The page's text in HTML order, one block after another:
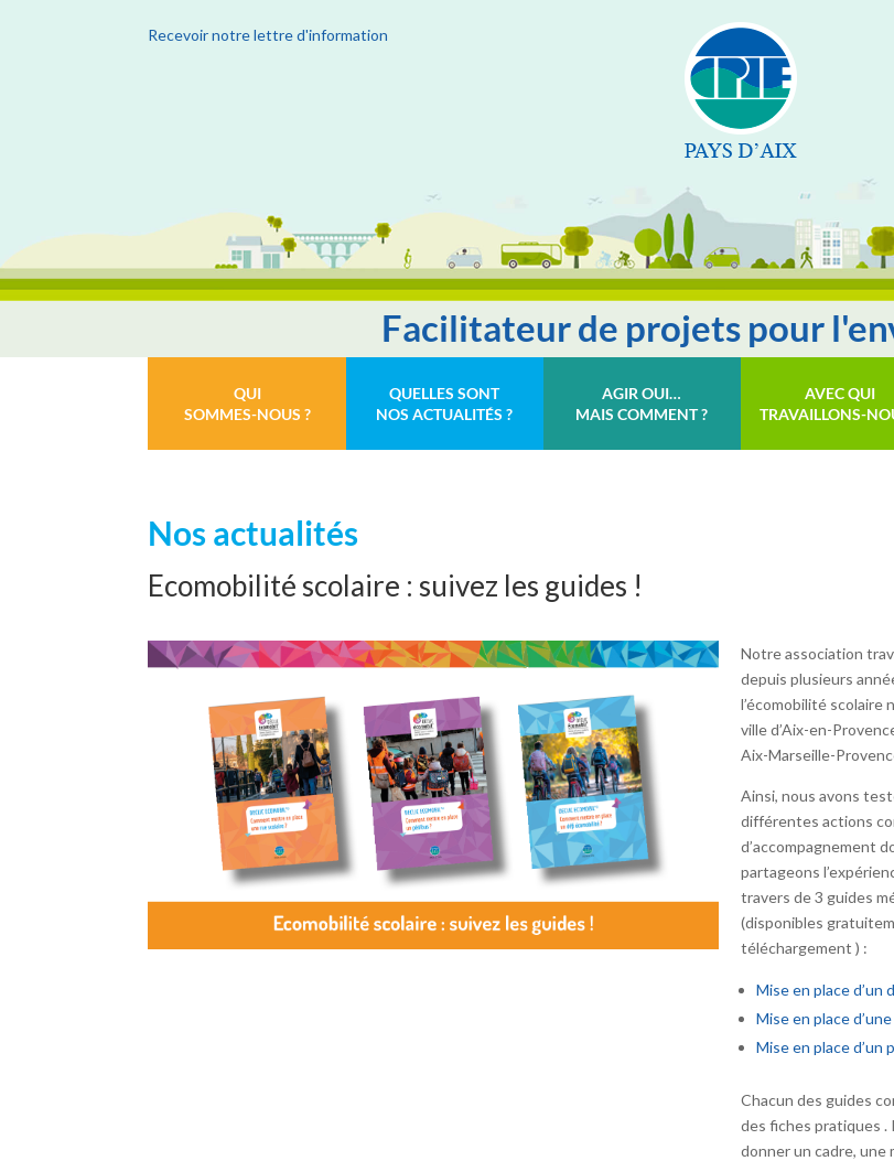
Recevoir notre lettre d'information
Facilitateur de projets pour
QUI
SOMMES-NOUS ?
QUELLES SONT
NOS ACTUALITÉS ?
AGIR OUI…
MAIS COMMENT ?
AVEC QUI
TRAVAILLONS-
Nos actualités
Ecomobilité scolaire : suivez les guides !
Notre association
depuis plusieurs
l’écomobilité scolaire
ville d’Aix-en-
Aix-Marseille-
Ainsi, nous avons
différentes actions
d’accompagnement
partageons
travers de 3 guides
(disponibles
téléchargement ) :
Mise en place d’un
Mise en place
Mise en place d’un
Chacun des guides
des fiches pratiques
donner un cadre, une